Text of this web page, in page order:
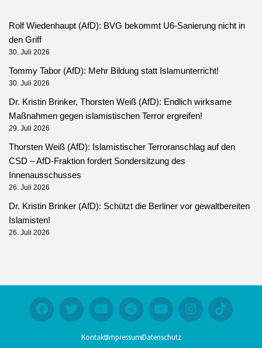
Rolf Wiedenhaupt (AfD): BVG bekommt U6-Sanierung nicht in
den Griff
30. Juli 2026
Tommy Tabor (AfD): Mehr Bildung statt Islamunterricht!
30. Juli 2026
Dr. Kristin Brinker, Thorsten Weiß (AfD): Endlich wirksame
Maßnahmen gegen islamistischen Terror ergreifen!
29. Juli 2026
Thorsten Weiß (AfD): Islamistischer Terroranschlag auf den
CSD – AfD-Fraktion fordert Sondersitzung des
Innenausschusses
26. Juli 2026
Dr. Kristin Brinker (AfD): Schützt die Berliner vor gewaltbereiten
Islamisten!
26. Juli 2026
KontaktImpressumDatenschutz